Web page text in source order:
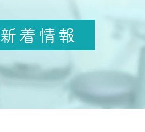
新着情報